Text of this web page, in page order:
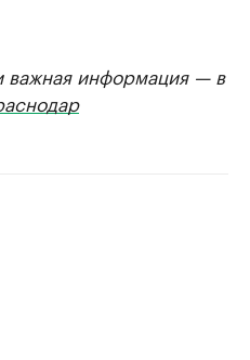
важная информация — в